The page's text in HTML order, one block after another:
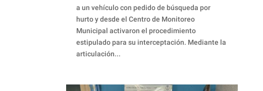
a un vehículo con pedido de búsqueda por
hurto y desde el Centro de Monitoreo
Municipal activaron el procedimiento
estipulado para su interceptación. Mediante la
articulación...